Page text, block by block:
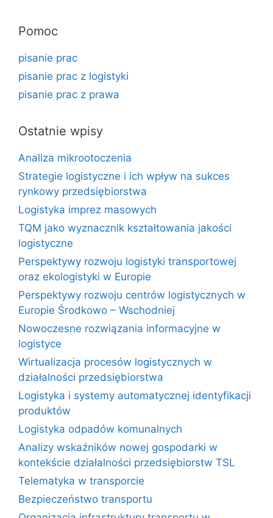
Pomoc
pisanie prac
pisanie prac z logistyki
pisanie prac z prawa
Ostatnie wpisy
Analiza mikrootoczenia
Strategie logistyczne i ich wpływ na sukces
rynkowy przedsiębiorstwa
Logistyka imprez masowych
TQM jako wyznacznik kształtowania jakości
logistyczne
Perspektywy rozwoju logistyki transportowej
oraz ekologistyki w Europie
Perspektywy rozwoju centrów logistycznych w
Europie Środkowo – Wschodniej
Nowoczesne rozwiązania informacyjne w
logistyce
Wirtualizacja procesów logistycznych w
działalności przedsiębiorstwa
Logistyka i systemy automatycznej identyfikacji
produktów
Logistyka odpadów komunalnych
Analizy wskaźników nowej gospodarki w
kontekście działalności przedsiębiorstw TSL
Telematyka w transporcie
Bezpieczeństwo transportu